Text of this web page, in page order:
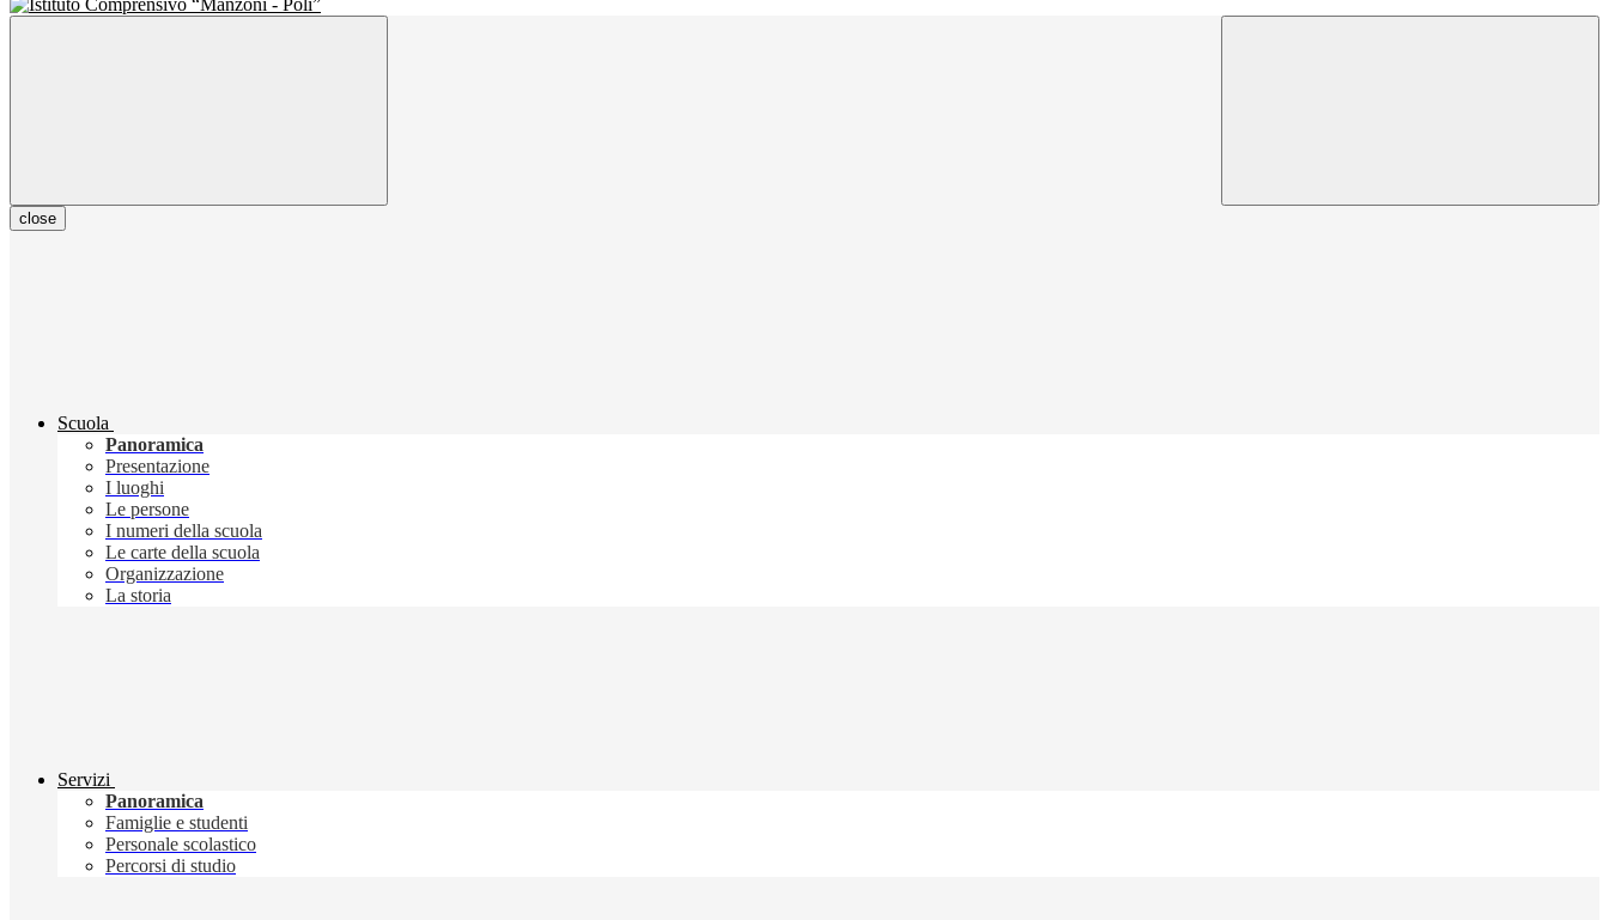
close
Scuola
Panoramica
Presentazione
I luoghi
Le persone
I numeri della scuola
Le carte della scuola
Organizzazione
La storia
Servizi
Panoramica
Famiglie e studenti
Personale scolastico
Percorsi di studio